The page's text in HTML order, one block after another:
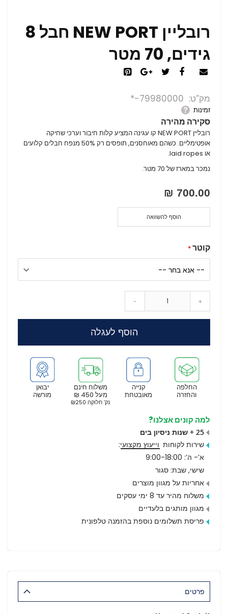
רובליין NEW PORT חבל 8
גידים, 70 מטר
מק”ט 79980000-*
זמינות
סקירה מהירה
רובליין NEW PORT קו עגינה המציע קלות חיבור וערכי שחיקה
אופטימליים. כשהם מאוחסנים, תופסים רק 50% מנפח חבלים קלועים
או laid ropes.
נמכר במארז של 70 מטר.
700.00 ₪
קוטר
- +
הוסף לעגלה
הוסף להשוואה
יבואן
מורשה
משלוח חינם
מעל 450 ₪
נק’ חלוקה ₪250
קנייה
מאובטחת
החלפה
והחזרה
למה קונים אצלנו?
25 + שנות ניסיון בים
שירות לקוחות וייעוץ מקצועי:
א’- ה’: 9:00-18:00
שישי, שבת: סגור
אחריות על מגוון מוצרים
משלוח מהיר עד 8 ימי עסקים
מגוון מותגים בלעדיים
פריסת תשלומים נוספת בהזמנה טלפונית
פרטים